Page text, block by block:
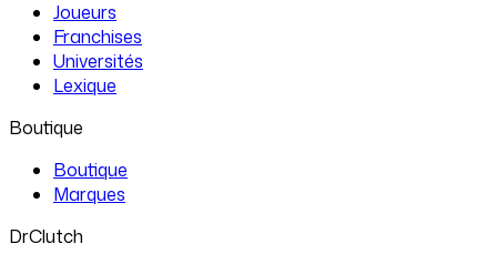
Joueurs
Franchises
Universités
Lexique
Boutique
Boutique
Marques
DrClutch